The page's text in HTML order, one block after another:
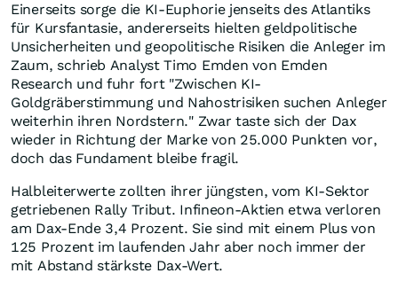
Einerseits sorge die KI-Euphorie jenseits des Atlantiks
für Kursfantasie, andererseits hielten geldpolitische
Unsicherheiten und geopolitische Risiken die Anleger im
Zaum, schrieb Analyst Timo Emden von Emden
Research und fuhr fort "Zwischen KI-
Goldgräberstimmung und Nahostrisiken suchen Anleger
weiterhin ihren Nordstern." Zwar taste sich der Dax
wieder in Richtung der Marke von 25.000 Punkten vor,
doch das Fundament bleibe fragil.
Halbleiterwerte zollten ihrer jüngsten, vom KI-Sektor
getriebenen Rally Tribut. Infineon-Aktien etwa verloren
am Dax-Ende 3,4 Prozent. Sie sind mit einem Plus von
125 Prozent im laufenden Jahr aber noch immer der
mit Abstand stärkste Dax-Wert.